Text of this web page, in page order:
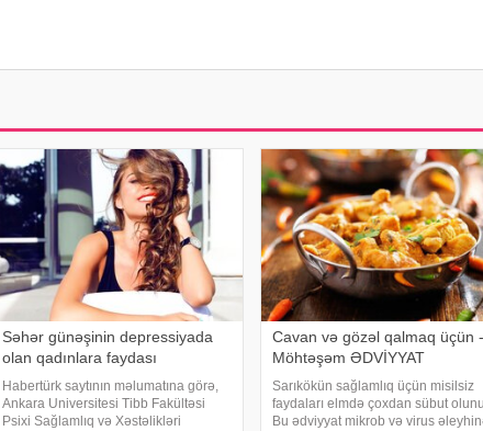
Səhər günəşinin depressiyada
olan qadınlara faydası
Habertürk saytının məlumatına görə,
Ankara Universitesi Tibb Fakültəsi
Psixi Sağlamlıq və Xəstəlikləri
Cavan və gözəl qalmaq üçün -
Möhtəşəm ƏDVİYYAT
Sarıkökün sağlamlıq üçün misilsiz
faydaları elmdə çoxdan sübut
Bu ədviyyat mikrob və virus